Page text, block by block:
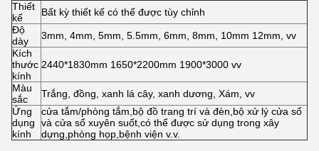
Thiết
kế
Bất kỳ thiết kế có thể được tùy chỉnh
Độ
dày
3mm, 4mm, 5mm, 5.5mm, 6mm, 8mm, 10mm 12mm, vv
Kích
thước
kính
2440*1830mm 1650*2200mm 1900*3000 vv
Màu
sắc
Trắng, đồng, xanh lá cây, xanh dương, Xám, vv
Ứng
dụng
kính
cửa tắm/phòng tắm,bộ đồ trang trí và đèn,bộ xử lý cửa sổ
và cửa sổ xuyên suốt,có thể được sử dụng trong xây
dựng,phòng họp,bệnh viện v.v.